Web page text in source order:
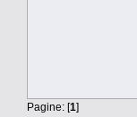
Pagine: [1]